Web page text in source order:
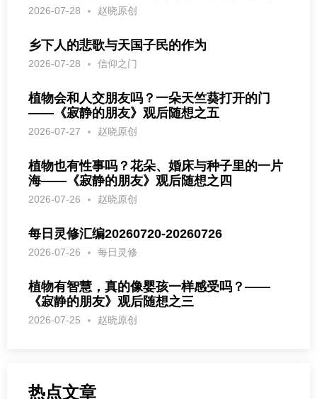
2026-07-28 赵晓原创
乡下人的悲歌与天国子民的作为
2026-07-28 信仰之门
植物会和人交朋友吗？一朵天竺葵打开的门
——《寂静的朋友》观后随想之五
2026-07-27 赵晓原创
植物也有性事吗？花朵、婚床与种子里的一片
海——《寂静的朋友》观后随想之四
2026-07-26 赵晓原创
每日灵修汇编20260720-20260726
2026-07-26 每日灵修
植物有智慧，真的像婴孩一样感受吗？——
《寂静的朋友》观后随想之三
2026-07-25 赵晓原创
热点文章